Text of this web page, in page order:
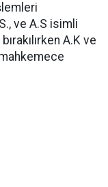
ve A.S isimli
A.K ve
mahkemece